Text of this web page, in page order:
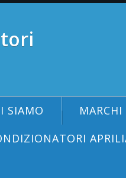
SIAMO MARCHI